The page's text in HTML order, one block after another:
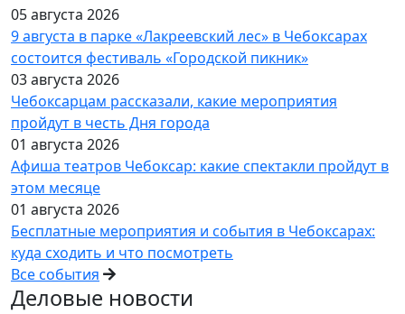
05 августа 2026
9 августа в парке «Лакреевский лес» в Чебоксарах
состоится фестиваль «Городской пикник»
03 августа 2026
Чебоксарцам рассказали, какие мероприятия
пройдут в честь Дня города
01 августа 2026
Афиша театров Чебоксар: какие спектакли пройдут в
этом месяце
01 августа 2026
Бесплатные мероприятия и события в Чебоксарах:
куда сходить и что посмотреть
Все события
Деловые новости